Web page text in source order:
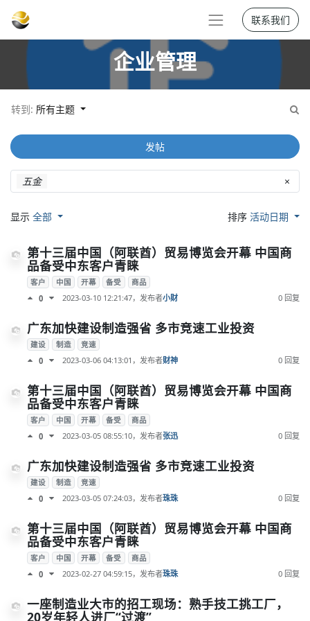
联系我们
企业管理
转到: 所有主题
五金 ×
发帖
显示 全部 排序活动日期
第十三届中国（阿联酋）贸易博览会开幕 中国商
品备受中东客户青睐
客户 中国 开幕 备受 商品
0 2023-03-10 12:21:47，发布者小财 0 回复
广东加快建设制造强省 多市竞速工业投资
建设 制造 竞速
0 2023-03-06 04:13:01 ，发布者财神 0 回复
第十三届中国（阿联酋）贸易博览会开幕 中国商
品备受中东客户青睐
客户 中国 开幕 备受 商品
0 2023-03-05 08:55:10，发布者张迅 0 回复
广东加快建设制造强省 多市竞速工业投资
建设 制造 竞速
0 2023-03-05 07:24:03，发布者珠珠 0 回复
第十三届中国（阿联酋）贸易博览会开幕 中国商
品备受中东客户青睐
客户 中国 开幕 备受 商品
0 2023-02-27 04:59:15，发布者珠珠 0 回复
一座制造业大市的招工现场：熟手技工挑工厂，
20岁年轻人进厂“过渡”